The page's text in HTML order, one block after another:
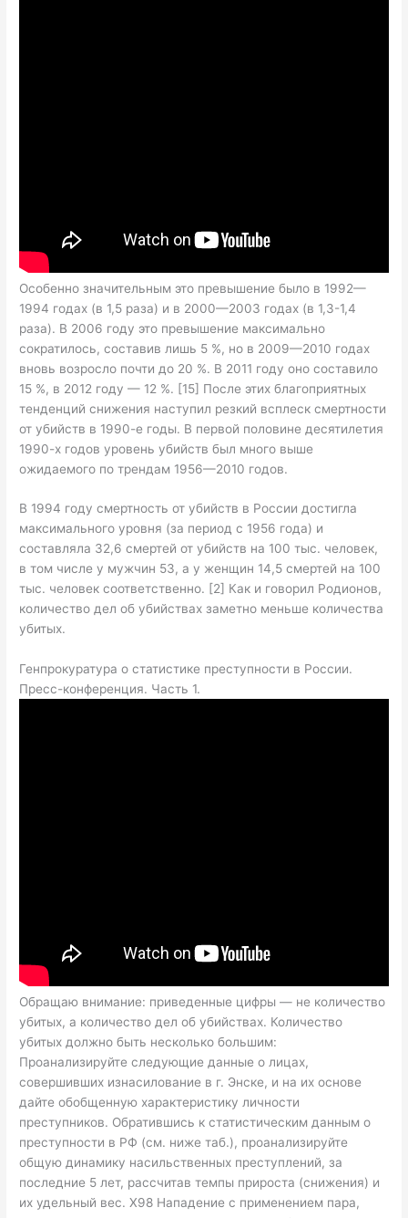
Особенно значительным это превышение было в 1992—
1994 годах (в 1,5 раза) и в 2000—2003 годах (в 1,3-1,4
раза). В 2006 году это превышение максимально
сократилось, составив лишь 5 %, но в 2009—2010 годах
вновь возросло почти до 20 %. В 2011 году оно составило
15 %, в 2012 году — 12 %. [15] После этих благоприятных
тенденций снижения наступил резкий всплеск смертности
от убийств в 1990-е годы. В первой половине десятилетия
1990-х годов уровень убийств был много выше
ожидаемого по трендам 1956—2010 годов.
В 1994 году смертность от убийств в России достигла
максимального уровня (за период с 1956 года) и
составляла 32,6 смертей от убийств на 100 тыс. человек,
в том числе у мужчин 53, а у женщин 14,5 смертей на 100
тыс. человек соответственно. [2] Как и говорил Родионов,
количество дел об убийствах заметно меньше количества
убитых.
Генпрокуратура о статистике преступности в России.
Пресс-конференция. Часть 1.
Обращаю внимание: приведенные цифры — не количество
убитых, а количество дел об убийствах. Количество
убитых должно быть несколько большим:
Проанализируйте следующие данные о лицах,
совершивших изнасилование в г. Энске, и на их основе
дайте обобщенную характеристику личности
преступников. Обратившись к статистическим данным о
преступности в РФ (см. ниже таб.), проанализируйте
общую динамику насильственных преступлений, за
последние 5 лет, рассчитав темпы прироста (снижения) и
их удельный вес. X98 Нападение с применением пара,